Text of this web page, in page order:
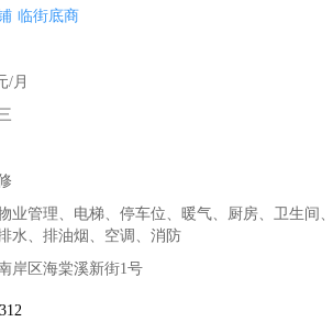
临街底商
/月
业管理、电梯、停车位、暖气、厨房、卫生间
水、排油烟、空调、消防
岸区海棠溪新街1号